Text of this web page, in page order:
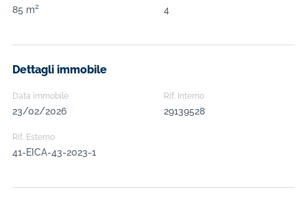
85 m2 4
Dettagli immobile
Data immobile
23/02/2026
Rif. Interno
29139528
Rif. Esterno
41-EICA-43-2023-1